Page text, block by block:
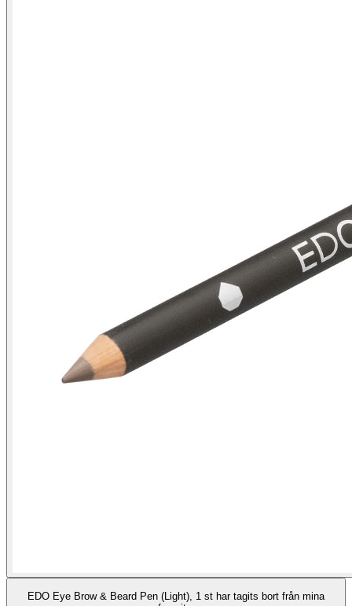
EDO Eye Brow & Beard Pen (Light), 1 st har tagits bort från mina